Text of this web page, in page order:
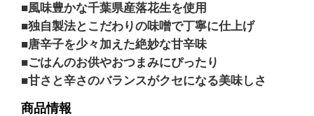
風味豊かな千葉県産落花生を使用
独自製法とこだわりの味噌で丁寧に仕上げ
唐辛子を少々加えた絶妙な甘辛味
ごはんのお供やおつまみにぴったり
甘さと辛さのバランスがクセになる美味しさ
商品情報